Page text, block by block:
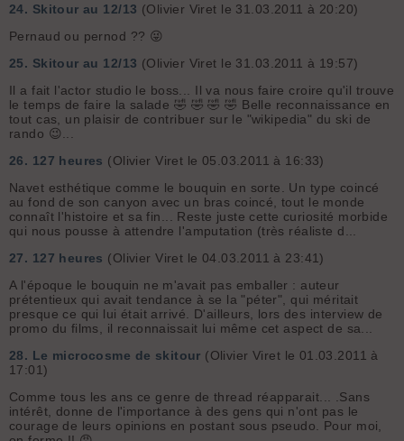
24. Skitour au 12/13 (Olivier Viret le 31.03.2011 à 20:20)
Pernaud ou pernod ?? 😜
25. Skitour au 12/13 (Olivier Viret le 31.03.2011 à 19:57)
Il a fait l'actor studio le boss... Il va nous faire croire qu'il trouve
le temps de faire la salade 🤣 🤣 🤣 🤣 Belle reconnaissance en
tout cas, un plaisir de contribuer sur le "wikipedia" du ski de
rando 😉...
26. 127 heures (Olivier Viret le 05.03.2011 à 16:33)
Navet esthétique comme le bouquin en sorte. Un type coincé
au fond de son canyon avec un bras coincé, tout le monde
connaît l'histoire et sa fin... Reste juste cette curiosité morbide
qui nous pousse à attendre l'amputation (très réaliste d...
27. 127 heures (Olivier Viret le 04.03.2011 à 23:41)
A l'époque le bouquin ne m'avait pas emballer : auteur
prétentieux qui avait tendance à se la "péter", qui méritait
presque ce qui lui était arrivé. D'ailleurs, lors des interview de
promo du films, il reconnaissait lui même cet aspect de sa...
28. Le microcosme de skitour (Olivier Viret le 01.03.2011 à
17:01)
Comme tous les ans ce genre de thread réapparait... .Sans
intérêt, donne de l'importance à des gens qui n'ont pas le
courage de leurs opinions en postant sous pseudo. Pour moi,